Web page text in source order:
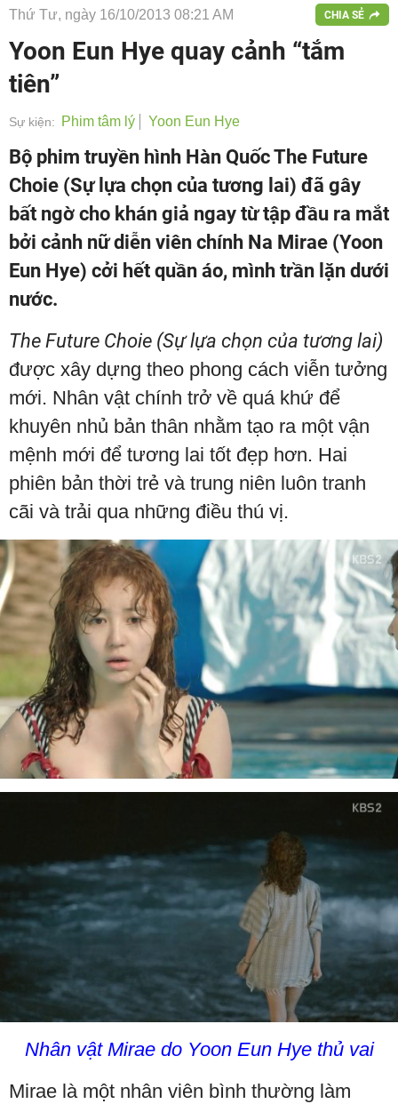
Thứ Tư, ngày 16/10/2013 08:21 AM CHIA SẺ
Yoon Eun Hye quay cảnh “tắm
tiên”
Sự kiện: Phim tâm lý Yoon Eun Hye
Bộ phim truyền hình Hàn Quốc The Future
Choie (Sự lựa chọn của tương lai) đã gây
bất ngờ cho khán giả ngay từ tập đầu ra mắt
bởi cảnh nữ diễn viên chính Na Mirae (Yoon
Eun Hye) cởi hết quần áo, mình trần lặn dưới
nước.
The Future Choie (Sự lựa chọn của tương lai)
được xây dựng theo phong cách viễn tưởng
mới. Nhân vật chính trở về quá khứ để
khuyên nhủ bản thân nhằm tạo ra một vận
mệnh mới để tương lai tốt đẹp hơn. Hai
phiên bản thời trẻ và trung niên luôn tranh
cãi và trải qua những điều thú vị.
Nhân vật Mirae do Yoon Eun Hye thủ vai
Mirae là một nhân viên bình thường làm